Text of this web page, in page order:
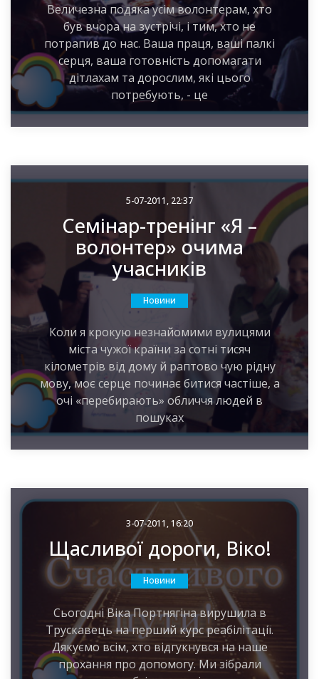
Величезна подяка усім волонтерам, хто
був вчора на зустрічі, і тим, хто не
потрапив до нас. Ваша праця, ваші палкі
серця, ваша готовність допомагати
дітлахам та дорослим, які цього
потребують, - це
5-07-2011, 22:37
Семінар-тренінг «Я –
волонтер» очима
учасників
Новини
Коли я крокую незнайомими вулицями
міста чужої країни за сотні тисяч
кілометрів від дому й раптово чую рідну
мову, моє серце починає битися частіше, а
очі «перебирають» обличчя людей в
пошуках
3-07-2011, 16:20
Щасливої дороги, Віко!
Новини
Сьогодні Віка Портнягіна вирушила в
Трускавець на перший курс реабілітації.
Дякуємо всім, хто відгукнувся на наше
прохання про допомогу. Ми зібрали